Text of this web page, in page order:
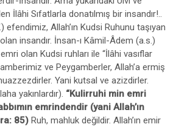
İlâhi Sıfatlarla donatılmış bir insandır!..
efendimiz, Allah’ın Kudsi Ruhunu taşıyan
insandır. İnsan-ı Kâmil-Âdem (a.s.)
olan Kudsi ruhları ile “İlâhi vasıflar
ve Peygamberler, Allah’a ermiş
Yani kutsal ve azizdirler.
yakınlardır). “Kulirruhi min emri
emrindendir (yani Allah’ın
85) Ruh, mahluk değildir. Allah’ın emir